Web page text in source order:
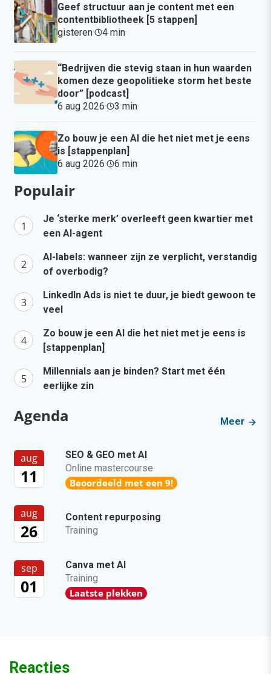
Geef structuur aan je content met een
contentbibliotheek [5 stappen]
gisteren· 4 min·
“Bedrijven die stevig staan in hun waarden
komen deze geopolitieke storm het beste
door” [podcast]
6 aug 2026· 3 min·
Zo bouw je een AI die het niet met je eens
is [stappenplan]
6 aug 2026· 6 min·
Populair
Je ‘sterke merk’ overleeft geen kwartier met
een AI-agent
AI-labels: wanneer zijn ze verplicht, verstandig
of overbodig?
LinkedIn Ads is niet te duur, je biedt gewoon te
veel
Zo bouw je een AI die het niet met je eens is
[stappenplan]
Millennials aan je binden? Start met één
eerlijke zin
Agenda Meer
aug
11
SEO & GEO met AI
Online mastercourse
Beoordeeld met een 9!
aug
26
Content repurposing
Training
sep
01
Canva met AI
Training
Laatste plekken
Reacties